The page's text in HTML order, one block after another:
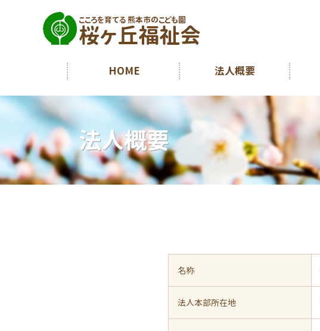
こころを育てる 熊本市のこども園
桜ヶ丘福祉会
HOME 法人概要
法人概要
名称
法人本部所在地